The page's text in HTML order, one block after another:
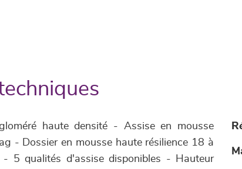
haute densité - Assise en mousse
- Dossier en mousse haute résilience 18 à
5 qualités d'assise disponibles - Hauteur